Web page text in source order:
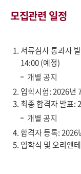
모집관련 일정
서류심사 통과자
14:00 (예정)
개별 공지
입학시험: 2026년
최종 합격자 발표:
개별 공지
합격자 등록: 2026
입학식 및 오리엔